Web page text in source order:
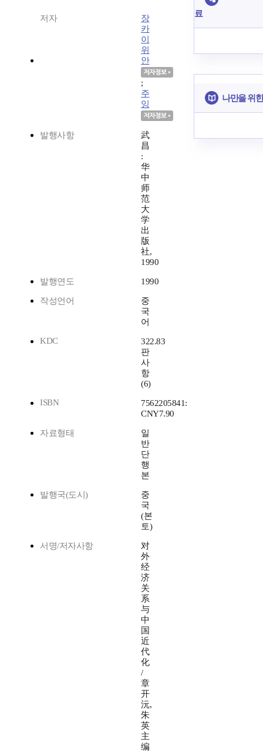
저자
장
카
이
위
안
;
주
잉
발행사항
武
昌
:
华
中
师
范
大
学
出
版
社,
1990
발행연도 1990
작성언어
중
국
어
KDC
322.83
판
사
항
(6)
ISBN
7562205841:
CNY7.90
자료형태
일
반
단
행
본
발행국(도시)
중
국
(본
토)
서명/저자사항
对
外
经
济
关
系
与
中
国
近
代
化
/
章
开
沅,
朱
英
主
编
료
나만을 위